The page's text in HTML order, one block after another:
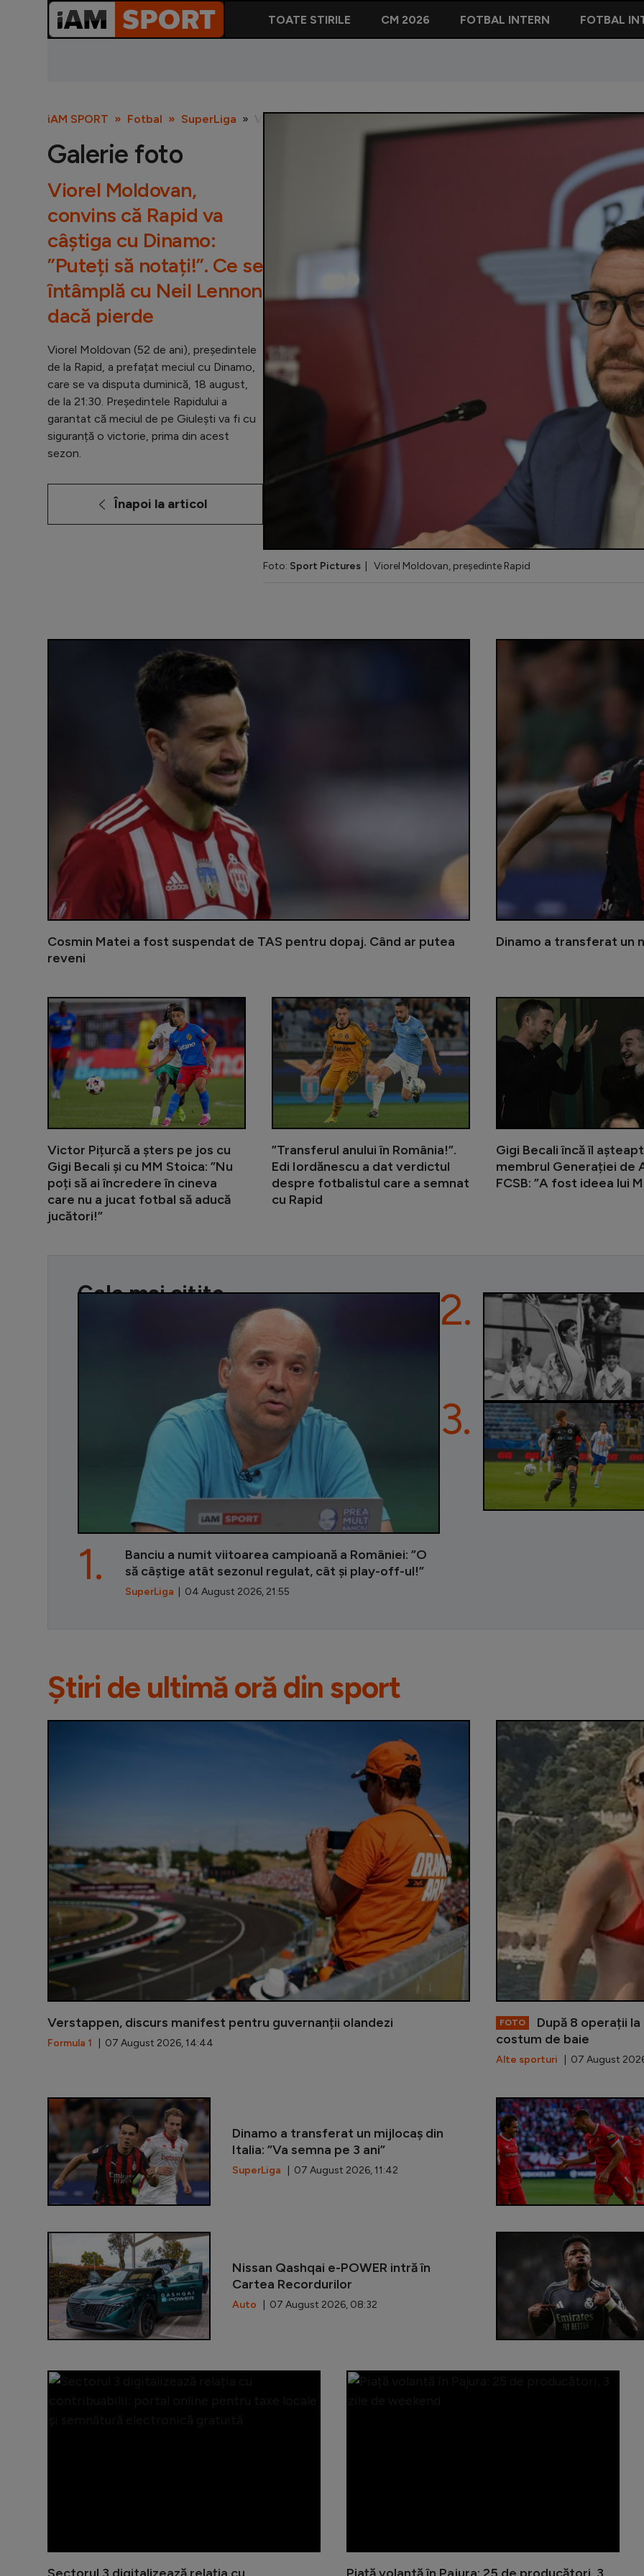
TOATE STIRILE CM 2026 FOTBAL INTERN FOTBAL
iAM SPORT Fotbal SuperLiga Viorel Moldovan, convins că Rapid va câștiga cu Dinamo: ”Puteți să notați!”.
Galerie foto
Viorel Moldovan,
convins că Rapid va
câștiga cu Dinamo:
”Puteți să notați!”. Ce se
întâmplă cu Neil Lennon
dacă pierde
Viorel Moldovan (52 de ani), președintele
de la Rapid, a prefațat meciul cu Dinamo,
care se va disputa duminică, 18 august,
de la 21:30. Președintele Rapidului a
garantat că meciul de pe Giulești va fi cu
siguranță o victorie, prima din acest
sezon.
Înapoi la articol
Foto: Sport Pictures | Viorel Moldovan, președinte Rapid
Cosmin Matei a fost suspendat de TAS pentru dopaj. Când ar putea
reveni
Dinamo a transferat un
Victor Pițurcă a șters pe jos cu
Gigi Becali și cu MM Stoica: ”Nu
poți să ai încredere în cineva
care nu a jucat fotbal să aducă
jucători!”
Victor Pițurcă a șters pe jos cu
”Transferul anului în România!”.
Edi Iordănescu a dat verdictul
despre fotbalistul care a semnat
cu Rapid
Gigi Becali încă îl
membrul Generației de
FCSB: ”A fost ideea lui
Cele mai citite
Banciu a numit viitoarea campioană a României: ”O
să câștige atât sezonul regulat, cât și play-off-ul!”
SuperLiga | 04 August 2026, 21:55
1.
2.
3.
Știri de ultimă oră din sport
Verstappen, discurs manifest pentru guvernanții olandezi
Formula 1 | 07 August 2026, 14:44
FOTO
După 8 operații
costum de baie
Alte sporturi | 07 August
Dinamo a transferat un mijlocaș din
Italia: ”Va semna pe 3 ani”
SuperLiga | 07 August 2026, 11:42
Nissan Qashqai e-POWER intră în
Cartea Recordurilor
Auto | 07 August 2026, 08:32